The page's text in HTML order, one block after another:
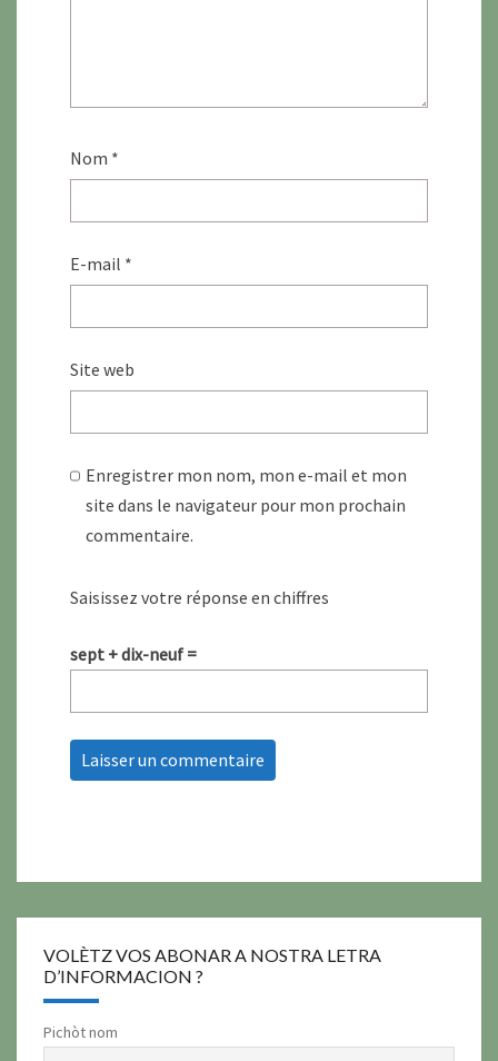
Nom *
E-mail *
Site web
Enregistrer mon nom, mon e-mail et mon
site dans le navigateur pour mon prochain
commentaire.
Saisissez votre réponse en chiffres
sept + dix-neuf =
VOLÈTZ VOS ABONAR A NOSTRA LETRA
D’INFORMACION ?
Pichòt nom